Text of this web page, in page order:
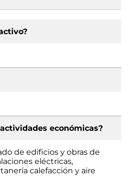
económicas?
de edificios y obras de
eléctricas,
calefacción y aire